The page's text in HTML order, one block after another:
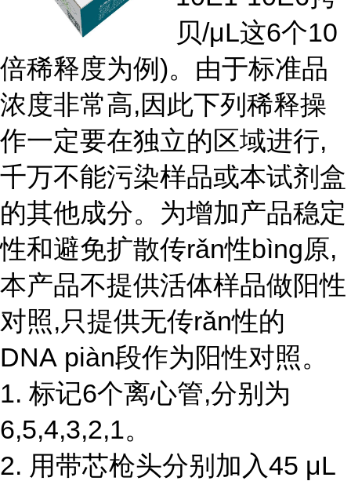
贝/μL这6个10
倍稀释度为例)。由于标准品
浓度非常高,因此下列稀释操
作一定要在独立的区域进行,
千万不能污染样品或本试剂盒
的其他成分。为增加产品稳定
性和避免扩散传rǎn性bìng原,
本产品不提供活体样品做阳性
对照,只提供无传rǎn性的
DNA piàn段作为阳性对照。
1. 标记6个离心管,分别为
6,5,4,3,2,1。
2. 用带芯枪头分别加入45 μL